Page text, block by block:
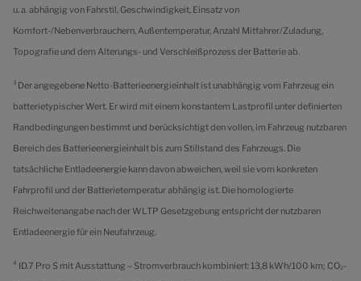
u. a. abhängig von Fahrstil, Geschwindigkeit, Einsatz von
Komfort-/Nebenverbrauchern, Außentemperatur, Anzahl Mitfahrer/Zuladung,
Topografie und dem Alterungs- und Verschleißprozess der Batterie ab.
3 Der angegebene Netto-Batterieenergieinhalt ist unabhängig vom Fahrzeug ein
batterietypischer Wert. Er wird mit einem konstantem Lastprofil unter definierten
Randbedingungen bestimmt und berücksichtigt den vollen, im Fahrzeug nutzbaren
Bereich des Batterieenergieinhalt bis zum Stillstand des Fahrzeugs. Die
tatsächliche Entladeenergie kann davon abweichen, weil sie vom konkreten
Fahrprofil und der Batterietemperatur abhängig ist. Die homologierte
Reichweitenangabe nach der WLTP Gesetzgebung entspricht der nutzbaren
Entladeenergie für ein Neufahrzeug.
4 ID.7 Pro S mit Ausstattung – Stromverbrauch kombiniert: 13,8 kWh/100 km; CO₂-